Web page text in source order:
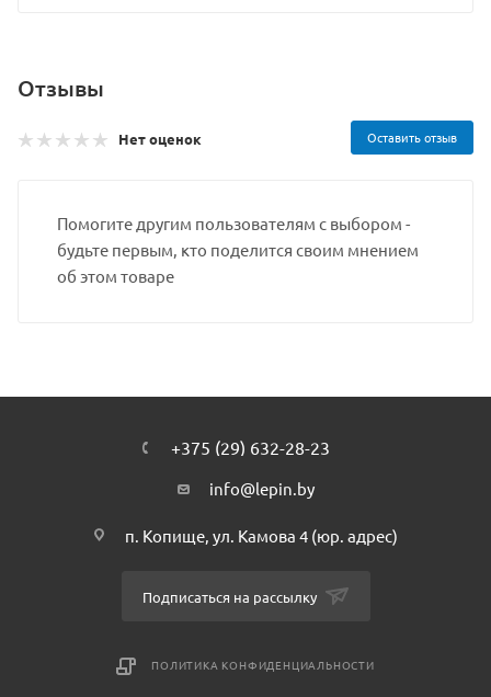
Отзывы
Нет оценок Оставить отзыв
Помогите другим пользователям с выбором -
будьте первым, кто поделится своим мнением
об этом товаре
+375 (29) 632-28-23
info@lepin.by
п. Копище, ул. Камова 4 (юр. адрес)
Подписаться на рассылку
ПОЛИТИКА КОНФИДЕНЦИАЛЬНОСТИ